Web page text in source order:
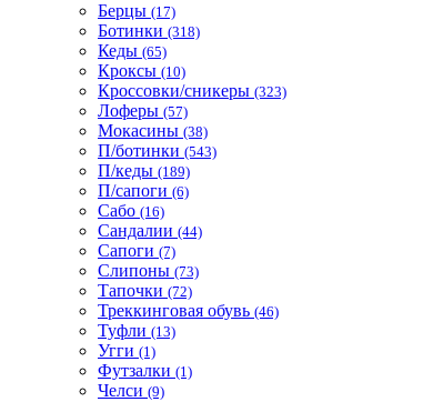
Берцы (17)
Ботинки (318)
Кеды (65)
Кроксы (10)
Кроссовки/сникеры (323)
Лоферы (57)
Мокасины (38)
П/ботинки (543)
П/кеды (189)
П/сапоги (6)
Сабо (16)
Сандалии (44)
Сапоги (7)
Слипоны (73)
Тапочки (72)
Треккинговая обувь (46)
Туфли (13)
Угги (1)
Футзалки (1)
Челси (9)